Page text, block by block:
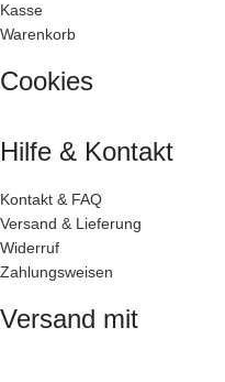
Kasse
Warenkorb
Cookies
Hilfe & Kontakt
Kontakt & FAQ
Versand & Lieferung
Widerruf
Zahlungsweisen
Versand mit